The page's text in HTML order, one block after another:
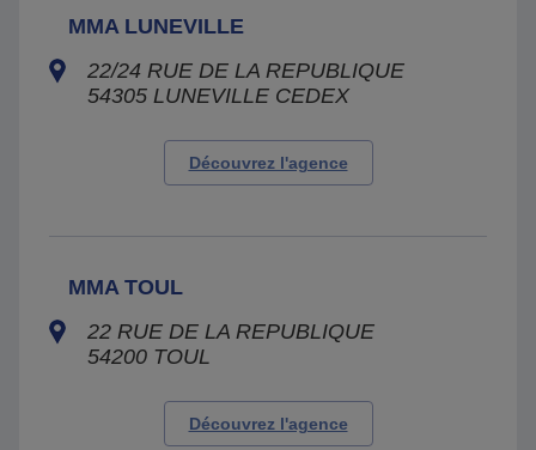
MMA LUNEVILLE
22/24 RUE DE LA REPUBLIQUE
54305 LUNEVILLE CEDEX
Découvrez l'agence
MMA TOUL
22 RUE DE LA REPUBLIQUE
54200 TOUL
Découvrez l'agence